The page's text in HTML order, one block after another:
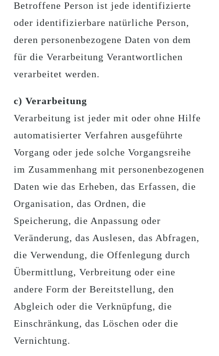
Betroffene Person ist jede identifizierte
oder identifizierbare natürliche Person,
deren personenbezogene Daten von dem
für die Verarbeitung Verantwortlichen
verarbeitet werden.
c) Verarbeitung
Verarbeitung ist jeder mit oder ohne Hilfe
automatisierter Verfahren ausgeführte
Vorgang oder jede solche Vorgangsreihe
im Zusammenhang mit personenbezogenen
Daten wie das Erheben, das Erfassen, die
Organisation, das Ordnen, die
Speicherung, die Anpassung oder
Veränderung, das Auslesen, das Abfragen,
die Verwendung, die Offenlegung durch
Übermittlung, Verbreitung oder eine
andere Form der Bereitstellung, den
Abgleich oder die Verknüpfung, die
Einschränkung, das Löschen oder die
Vernichtung.